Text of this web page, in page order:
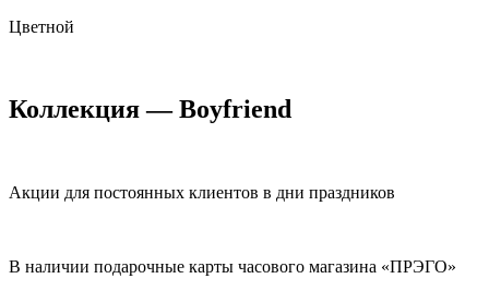
Цветной
Коллекция — Boyfriend
Акции для постоянных клиентов в дни праздников
В наличии подарочные карты часового магазина «ПРЭГО»